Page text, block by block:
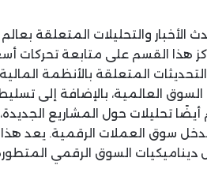
والتحليلات المتعلقة
هذا القسم على متابعة تحركات
المتعلقة بالأنظمة
السوق العالمية، بالإضافة إلى
تدخل سوق العملات الرقمية. يعد
السوق الرقمي